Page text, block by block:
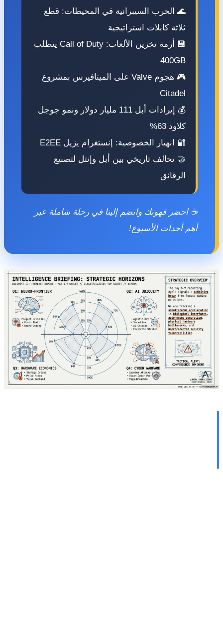
🌊 الحرب السيبرانية في المحيطات: قطع
ثلاثة كابلات استراتيجية
💾 أزمة تخزين الألعاب: Call of Duty يتطلب
400GB
🎮 هجوم Valve على الميتافيرس بمشروع
Citadel
💰 إيرادات أبل 111 مليار دولار ونمو جوجل
🔐 انهيار الخصوصية: إنستغرام يزيل E2EE
🤝 تحالف تاريخي بين أبل وإنتل لتصنيع
الرقائق
☕ احضر قهوتك وانضم إلينا في رحلة شاملة عبر
أهم أحداث الأسبوع!